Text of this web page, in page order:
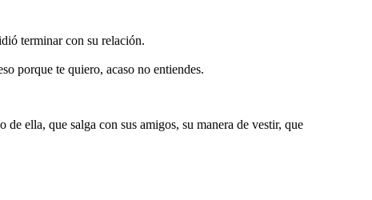
terminar con su relación.
porque te quiero, acaso no entiendes.
ella, que salga con sus amigos, su manera de vestir, que